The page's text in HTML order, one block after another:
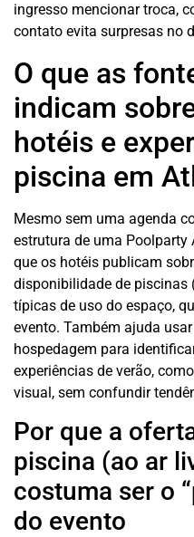
ingresso mencionar troca,
contato evita surpresas no
O que as
indicam
hotéis e
piscina em
Mesmo sem uma agenda
estrutura de uma
que os hotéis publicam
disponibilidade de piscinas
típicas de uso do espaço,
evento. Também ajuda
hospedagem para
experiências de verão,
visual, sem confundir
Por que a
piscina (ao ar
costuma ser o
do evento